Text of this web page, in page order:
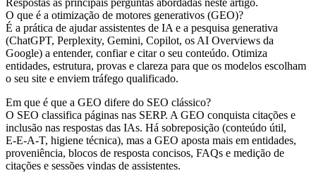
Respostas às principais perguntas abordadas neste artigo.
O que é a otimização de motores generativos (GEO)?
É a prática de ajudar assistentes de IA e a pesquisa generativa
(ChatGPT, Perplexity, Gemini, Copilot, os AI Overviews da
Google) a entender, confiar e citar o seu conteúdo. Otimiza
entidades, estrutura, provas e clareza para que os modelos escolham
o seu site e enviem tráfego qualificado.
Em que é que a GEO difere do SEO clássico?
O SEO classifica páginas nas SERP. A GEO conquista citações e
inclusão nas respostas das IAs. Há sobreposição (conteúdo útil,
E‑E‑A‑T, higiene técnica), mas a GEO aposta mais em entidades,
proveniência, blocos de resposta concisos, FAQs e medição de
citações e sessões vindas de assistentes.